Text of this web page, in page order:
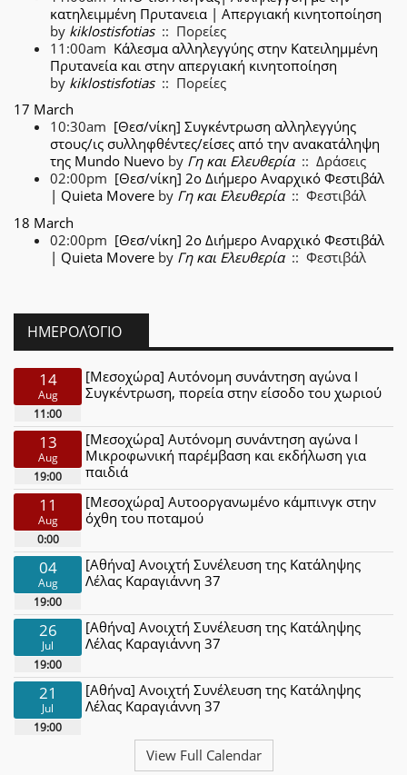
κατηλειμμένη Πρυτανεια | Απεργιακή κινητοποίηση
by kiklostisfotias:: Πορείες
11:00am Κάλεσμα αλληλεγγύης στην Κατειλημμένη
Πρυτανεία και στην απεργιακή κινητοποίηση
by kiklostisfotias:: Πορείες
17 March
10:30am [Θεσ/νίκη] Συγκέντρωση αλληλεγγύης
στους/ις συλληφθέντες/είσες από την ανακατάληψη
της Mundo Nuevo by Γη και Ελευθερία:: Δράσεις
02:00pm [Θεσ/νίκη] 2ο Διήμερο Αναρχικό Φεστιβάλ
| Quieta Movere by Γη και Ελευθερία:: Φεστιβάλ
18 March
02:00pm [Θεσ/νίκη] 2ο Διήμερο Αναρχικό Φεστιβάλ
| Quieta Movere by Γη και Ελευθερία:: Φεστιβάλ
ΗΜΕΡΟΛΌΓΙΟ
14
Aug
11:00
[Μεσοχώρα] Αυτόνομη συνάντηση αγώνα Ι
Συγκέντρωση, πορεία στην είσοδο του χωριού
13
Aug
19:00
[Μεσοχώρα] Αυτόνομη συνάντηση αγώνα Ι
Μικροφωνική παρέμβαση και εκδήλωση για
παιδιά
11
Aug
0:00
[Μεσοχώρα] Αυτοοργανωμένο κάμπινγκ στην
όχθη του ποταμού
04
Aug
19:00
[Αθήνα] Ανοιχτή Συνέλευση της Κατάληψης
Λέλας Καραγιάννη 37
26
Jul
19:00
[Αθήνα] Ανοιχτή Συνέλευση της Κατάληψης
Λέλας Καραγιάννη 37
21
Jul
19:00
[Αθήνα] Ανοιχτή Συνέλευση της Κατάληψης
Λέλας Καραγιάννη 37
View Full Calendar